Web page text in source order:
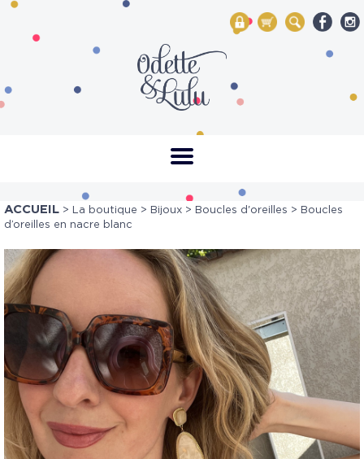
My Account
Mon panier
Rechercher
ACCUEIL > La boutique > Bijoux > Boucles d'oreilles > Boucles
d’oreilles en nacre blanc